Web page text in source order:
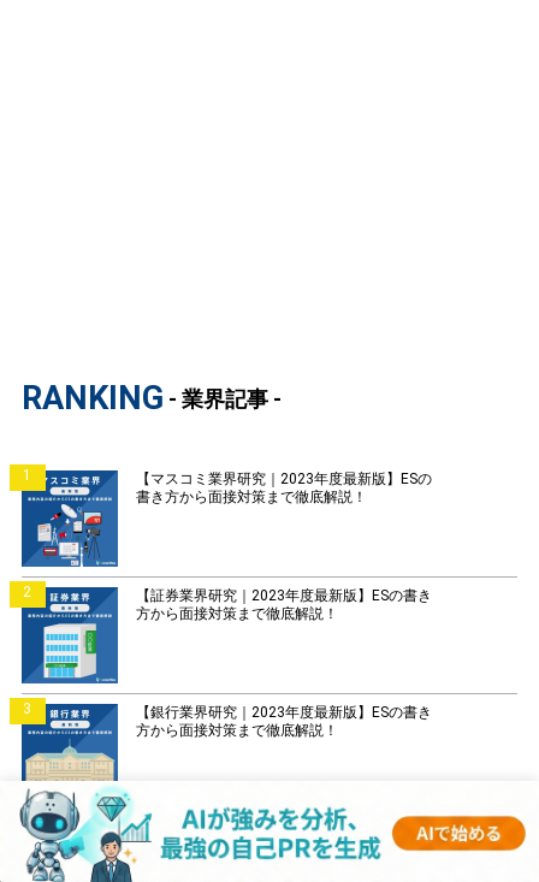
RANKING - 業界記事 -
1
【マスコミ業界研究｜2023年度最新版】ESの
書き方から面接対策まで徹底解説！
2
【証券業界研究｜2023年度最新版】ESの書き
方から面接対策まで徹底解説！
3
【銀行業界研究｜2023年度最新版】ESの書き
方から面接対策まで徹底解説！
4
【菓子業界研究｜2023年度最新版】ESの書き
方から面接対策まで徹底解説！